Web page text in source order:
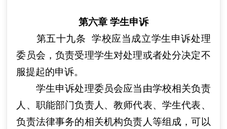
第六章 学生申诉
第五十九条
学校应当成立学生申诉处理
委员会，负责受理学生对处理或者处分决定不
服提起的申诉。
学生申诉处理委员会应当由学校相关负责
人、职能部门负责人、教师代表、学生代表、
负责法律事务的相关机构负责人等组成，可以